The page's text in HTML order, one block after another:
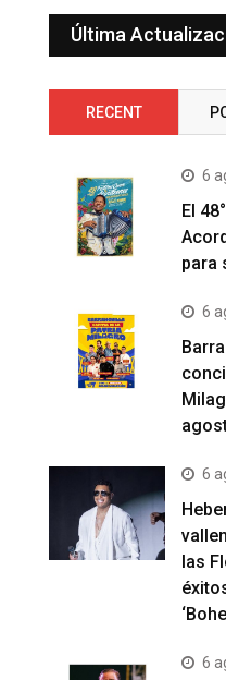
Última
RECENT
6
El
para
6
6
las
6